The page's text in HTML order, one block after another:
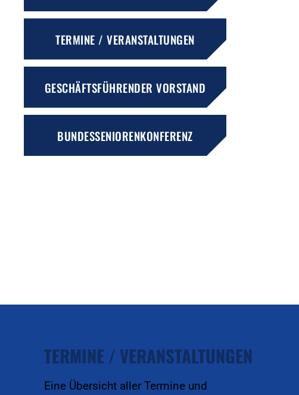
TERMINE / VERANSTALTUNGEN
GESCHÄFTSFÜHRENDER VORSTAND
BUNDESSENIORENKONFERENZ
TERMINE / VERANSTALTUNGEN
Eine Übersicht aller Termine und